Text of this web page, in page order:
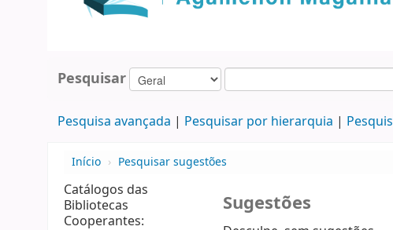
Pesquisar
Pesquisa avançada Pesquisar por hierarquia
Início › Pesquisar sugestões
Catálogos das
Bibliotecas
Cooperantes:
Sugestões